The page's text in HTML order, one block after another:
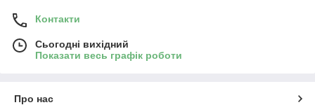
Контакти
Сьогодні вихідний
Показати весь графік роботи
Про нас